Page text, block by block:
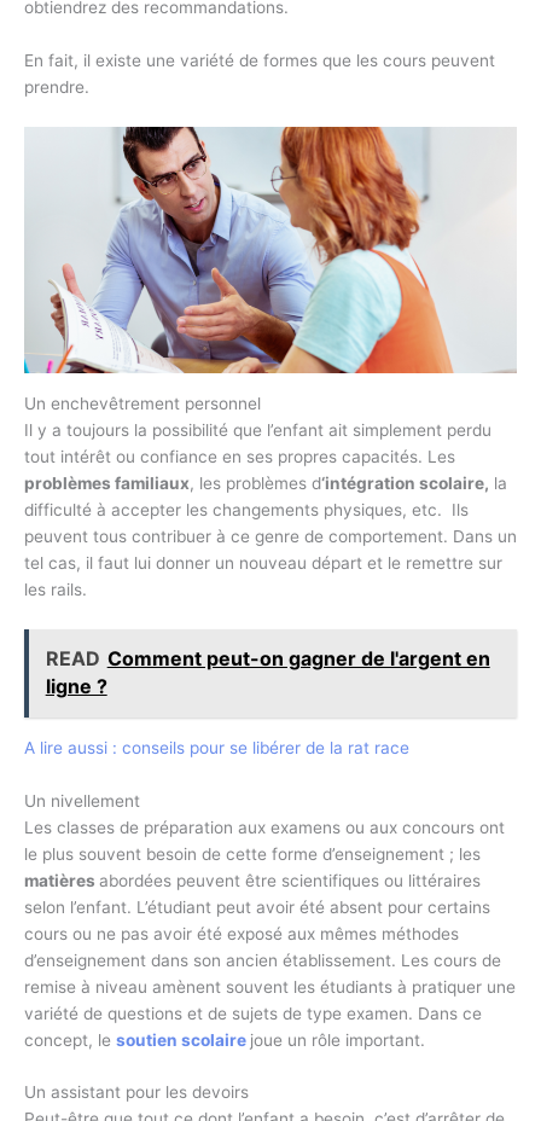
obtiendrez des recommandations.
En fait, il existe une variété de formes que les cours peuvent
prendre.
Un enchevêtrement personnel
Il y a toujours la possibilité que l’enfant ait simplement perdu
tout intérêt ou confiance en ses propres capacités. Les
problèmes familiaux, les problèmes d‘intégration scolaire, la
difficulté à accepter les changements physiques, etc. Ils
peuvent tous contribuer à ce genre de comportement. Dans un
tel cas, il faut lui donner un nouveau départ et le remettre sur
les rails.
READ Comment peut-on gagner de l'argent en
ligne ?
A lire aussi : conseils pour se libérer de la rat race
Un nivellement
Les classes de préparation aux examens ou aux concours ont
le plus souvent besoin de cette forme d’enseignement ; les
matières abordées peuvent être scientifiques ou littéraires
selon l’enfant. L’étudiant peut avoir été absent pour certains
cours ou ne pas avoir été exposé aux mêmes méthodes
d’enseignement dans son ancien établissement. Les cours de
remise à niveau amènent souvent les étudiants à pratiquer une
variété de questions et de sujets de type examen. Dans ce
concept, le soutien scolaire joue un rôle important.
Un assistant pour les devoirs